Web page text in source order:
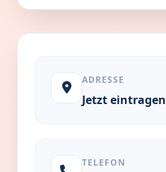
ADRESSE
Jetzt eintragen
TELEFON